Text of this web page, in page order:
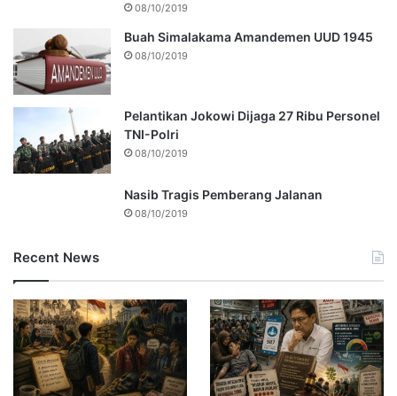
08/10/2019
Buah Simalakama Amandemen UUD 1945
08/10/2019
Pelantikan Jokowi Dijaga 27 Ribu Personel
TNI-Polri
08/10/2019
Nasib Tragis Pemberang Jalanan
08/10/2019
Recent News